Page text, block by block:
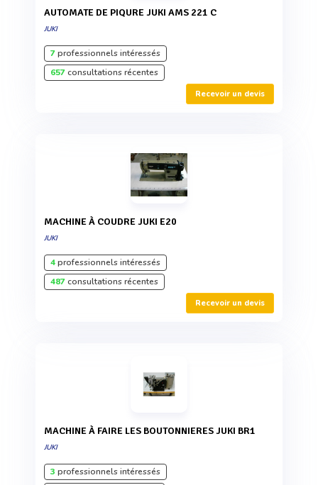
AUTOMATE DE PIQURE JUKI AMS 221 C
JUKI
7professionnels intéressés
657consultations récentes
Recevoir un devis
MACHINE À COUDRE JUKI E20
JUKI
4professionnels intéressés
487consultations récentes
Recevoir un devis
MACHINE À FAIRE LES BOUTONNIERES JUKI BR1
JUKI
3 professionnels intéressés